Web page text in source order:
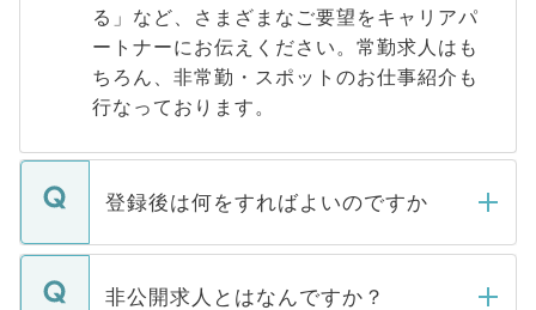
る」など、さまざまなご要望をキャリアパ
ートナーにお伝えください。常勤求人はも
ちろん、非常勤・スポットのお仕事紹介も
行なっております。
登録後は何をすればよいのですか
ご登録いただきましたら、弊社担当者がご
登録内容を確認し、その後メールもしくは
非公開求人とはなんですか？